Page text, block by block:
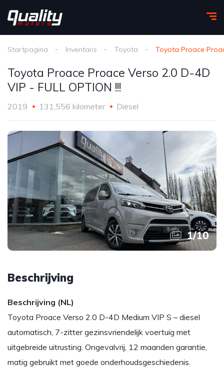
Startpagina Inventaris Toyota Toyota Proace
Toyota Proace Proace Verso 2.0 D-4D
VIP - FULL OPTION !!!
2019 131,556 kilometer Diesel
1/10
Beschrijving
Beschrijving (NL)
Toyota Proace Verso 2.0 D-4D Medium VIP S – diesel
automatisch, 7-zitter gezinsvriendelijk voertuig met
uitgebreide uitrusting. Ongevalvrij, 12 maanden garantie,
matig gebruikt met goede onderhoudsgeschiedenis.